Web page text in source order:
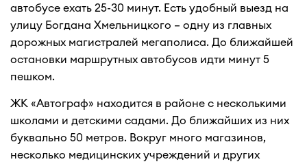
автобусе ехать 25-30 минут. Есть удобный выезд на
улицу Богдана Хмельницкого – одну из главных
дорожных магистралей мегаполиса. До ближайшей
остановки маршрутных автобусов идти минут 5
пешком.
ЖК «Автограф» находится в районе с несколькими
школами и детскими садами. До ближайших из них
буквально 50 метров. Вокруг много магазинов,
несколько медицинских учреждений и других